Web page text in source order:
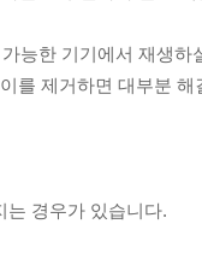
능한 기기에서 재생하
를 제거하면 대부분 해
는 경우가 있습니다.